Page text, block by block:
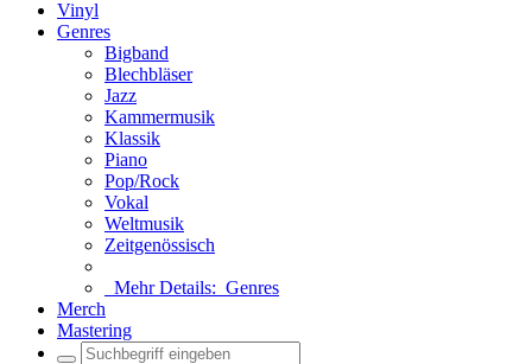
Vinyl
Genres
Bigband
Blechbläser
Jazz
Kammermusik
Klassik
Piano
Pop/Rock
Vokal
Weltmusik
Zeitgenössisch
Mehr Details: Genres
Merch
Mastering